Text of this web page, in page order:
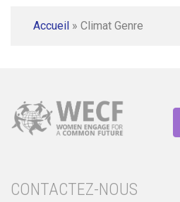
Accueil » Climat Genre
CONTACTEZ-NOUS